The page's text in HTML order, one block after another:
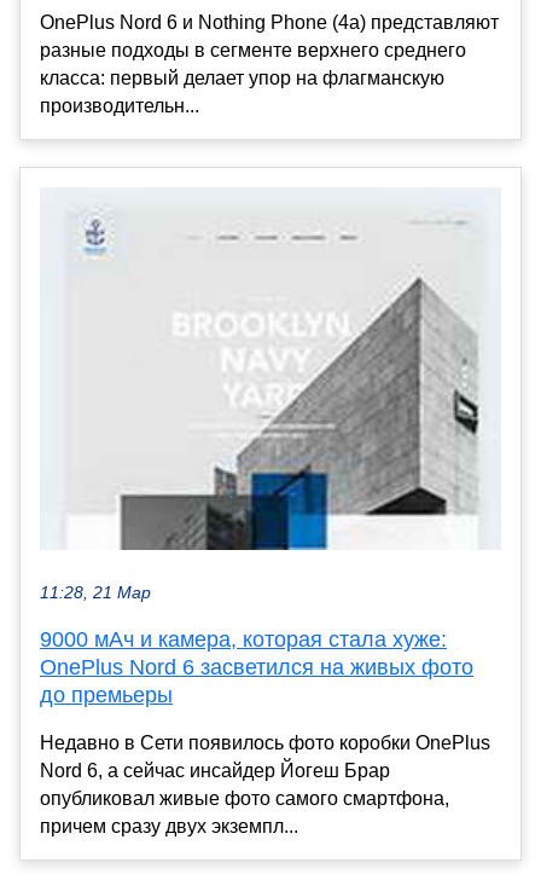
OnePlus Nord 6 и Nothing Phone (4a) представляют
разные подходы в сегменте верхнего среднего
класса: первый делает упор на флагманскую
производительн...
11:28, 21 Мар
9000 мАч и камера, которая стала хуже:
OnePlus Nord 6 засветился на живых фото
до премьеры
Недавно в Сети появилось фото коробки OnePlus
Nord 6, а сейчас инсайдер Йогеш Брар
опубликовал живые фото самого смартфона,
причем сразу двух экземпл...